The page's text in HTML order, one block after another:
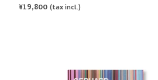
REGULAR
¥19,800 (tax incl.)